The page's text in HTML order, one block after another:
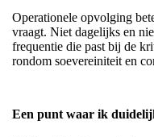
Operationele opvolging
vraagt. Niet dagelijks en
frequentie die past bij de
rondom soevereiniteit en
Een punt waar ik